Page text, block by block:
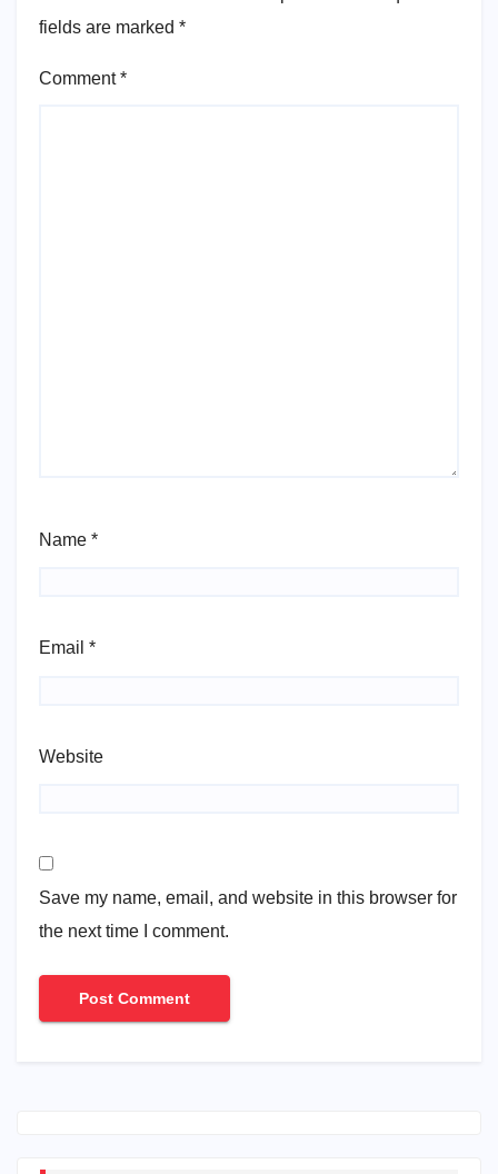
fields are marked *
Comment*
Name *
Email *
Website
Save my name, email, and website in this browser for
the next time I comment.